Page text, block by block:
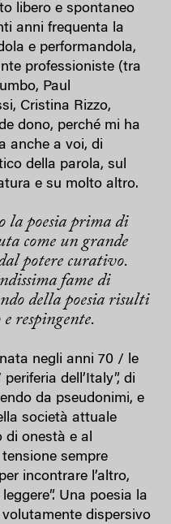
libero e spontaneo
anni frequenta la
e performandola,
professioniste (tra
Paul
Cristina Rizzo,
dono, perché mi ha
anche a voi, di
della parola, sul
e su molto altro.
la poesia prima di
come un grande
potere curativo.
fame di
della poesia risulti
respingente.
negli anni 70 / le
dell’Italy”, di
da pseudonimi, e
società attuale
di onestà e al
sempre
incontrare l’altro,
Una poesia la
dispersivo